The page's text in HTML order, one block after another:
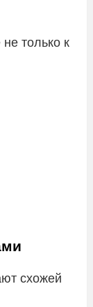
только к
схожей